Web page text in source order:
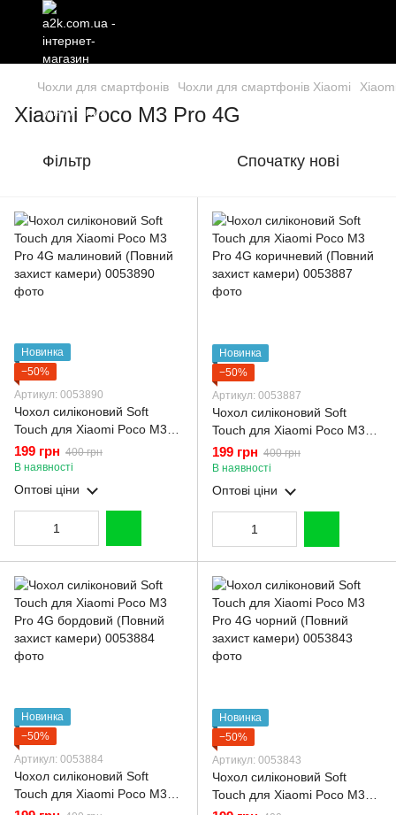
Чохли для смартфонів Чохли для смартфонів Xiaomi
Xiaomi Poco M3 Pro 4G
Фільтр Спочатку нові
Новинка
−50%
Артикул: 0053890
Чохол силіконовий Soft
Touch для Xiaomi Poco M3
Pro 4G малиновий (Повний
захист камери)
199 грн 400 грн
В наявності
Оптові ціни
Новинка
−50%
Артикул: 0053887
Чохол силіконовий Soft
Touch для Xiaomi Poco M3
Pro 4G коричневий (Повний
захист камери)
199 грн 400 грн
В наявності
Оптові ціни
Новинка
−50%
Артикул: 0053884
Чохол силіконовий Soft
Touch для Xiaomi Poco M3
Pro 4G бордовий (Повний
Новинка
−50%
Артикул: 0053843
Чохол силіконовий Soft
Touch для Xiaomi Poco M3